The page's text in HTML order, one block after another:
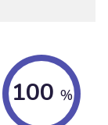
100 %